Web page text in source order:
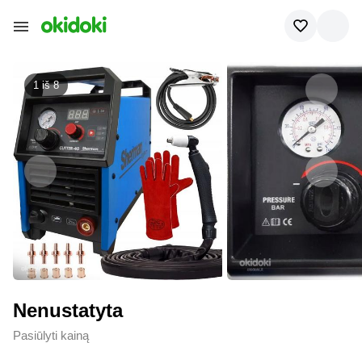
1 iš8
Nenustatyta
Pasiūlyti kainą